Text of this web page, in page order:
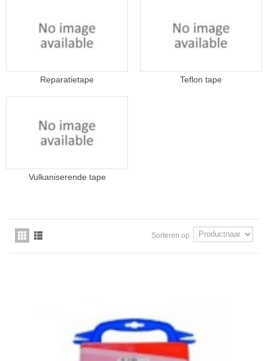
Reparatietape Teflon tape
Vulkaniserende tape
Sorteren op